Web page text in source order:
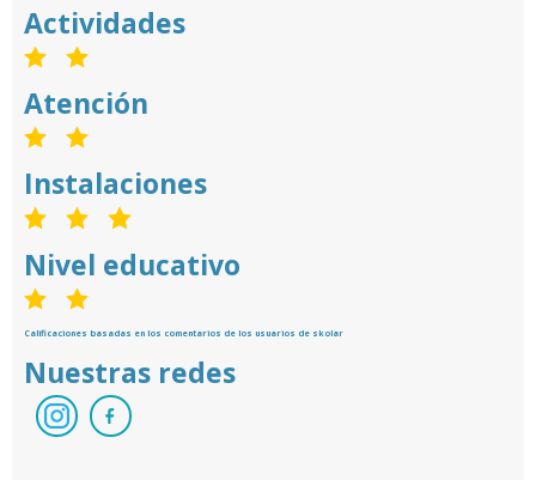
Actividades
Atención
Instalaciones
Nivel educativo
Calificaciones basadas en los comentarios de los usuarios de skolar
Nuestras redes